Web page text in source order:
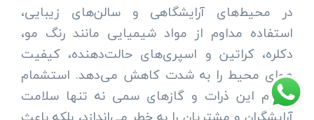
در محیط‌های آرایشگاهی و سالن‌های زیبایی،
استفاده مداوم از مواد شیمیایی مانند رنگ مو،
دکلره، کراتین و اسپری‌های حالت‌دهنده، کیفیت
هوای محیط را به شدت کاهش می‌دهد. استشمام
مداوم این ذرات و گازهای سمی نه تنها سلامت